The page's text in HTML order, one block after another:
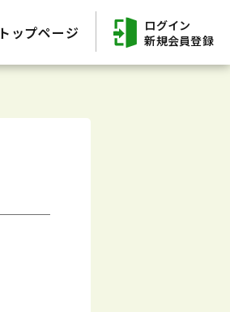
トップページ
ログイン
新規会員登録